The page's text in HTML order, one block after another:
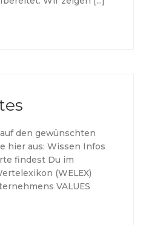
den gewünschten
hier aus: Wissen Infos
findest Du im
(WELEX)
VALUES